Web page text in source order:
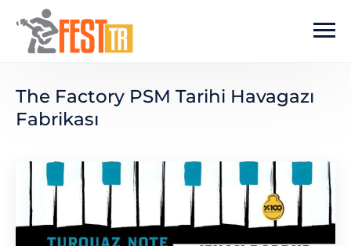
Ana içeriğe atla
The Factory PSM Tarihi Havagazı
Fabrikası